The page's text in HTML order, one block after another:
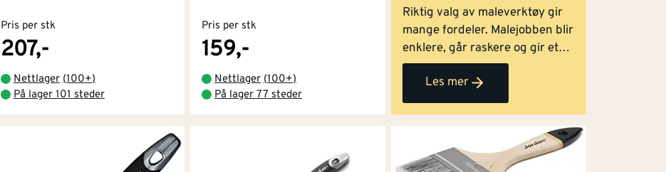
Pris per stk
207,-
Nettlager (100+)
På lager 101 steder
Pris per stk
159,-
Nettlager (100+)
På lager 77 steder
Riktig valg av maleverktøy gir
mange fordeler. Malejobben blir
enklere, går raskere og gir et
bedre sluttresultat. Se våre tips
for hvilket maleverktøy som
skal brukes til de forskjellige
malejobbene utendørs, og få et
Les mer